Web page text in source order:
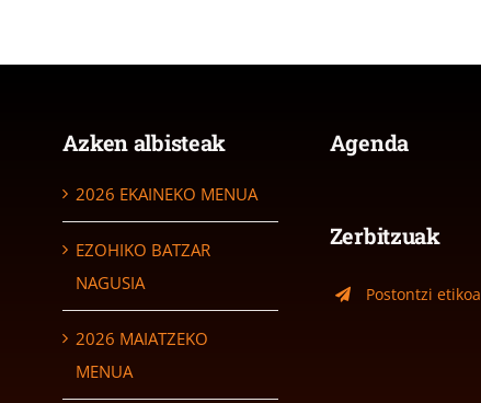
Azken albisteak
2026 EKAINEKO MENUA
EZOHIKO BATZAR
NAGUSIA
2026 MAIATZEKO
MENUA
Agenda
Zerbitzuak
Postontzi etikoa